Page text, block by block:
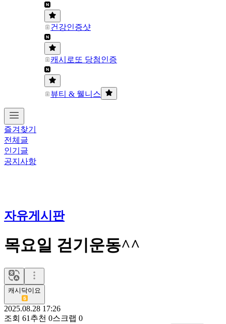
건강인증샷
캐시로또 당첨인증
뷰티 & 웰니스
즐겨찾기
전체글
인기글
공지사항
자유게시판
목요일 걷기운동^^
캐시닥이요
2025.08.28 17:26
조회 61 추천 0스크랩 0